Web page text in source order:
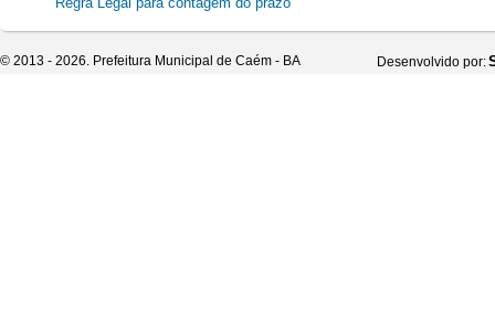
© 2013 - 2026. Prefeitura Municipal de Caém - BA Desenvolvido por: